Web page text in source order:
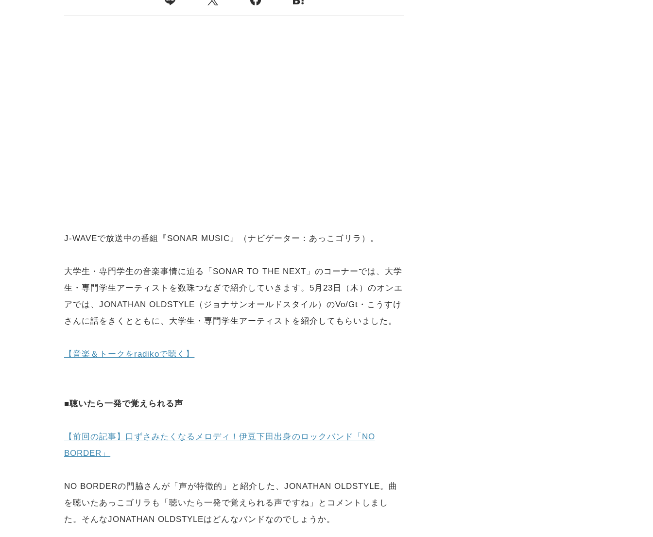
J-WAVEで放送中の番組『SONAR MUSIC』（ナビゲーター：あっこゴリラ）。
大学生・専門学生の音楽事情に迫る「SONAR TO THE NEXT」のコーナーでは、大学
生・専門学生アーティストを数珠つなぎで紹介していきます。5月23日（木）のオンエ
アでは、JONATHAN OLDSTYLE（ジョナサンオールドスタイル）のVo/Gt・こうすけ
さんに話をきくとともに、大学生・専門学生アーティストを紹介してもらいました。
【音楽＆トークをradikoで聴く】
■聴いたら一発で覚えられる声
【前回の記事】口ずさみたくなるメロディ！伊豆下田出身のロックバンド「NO
BORDER」
NO BORDERの門脇さんが「声が特徴的」と紹介した、JONATHAN OLDSTYLE。曲
を聴いたあっこゴリラも「聴いたら一発で覚えられる声ですね」とコメントしまし
た。そんなJONATHAN OLDSTYLEはどんなバンドなのでしょうか。